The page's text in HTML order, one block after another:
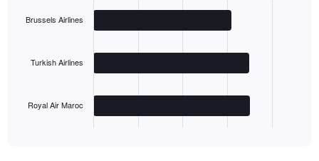
with
The
Brussels Airlines
Turkish Airlines
Royal Air Maroc